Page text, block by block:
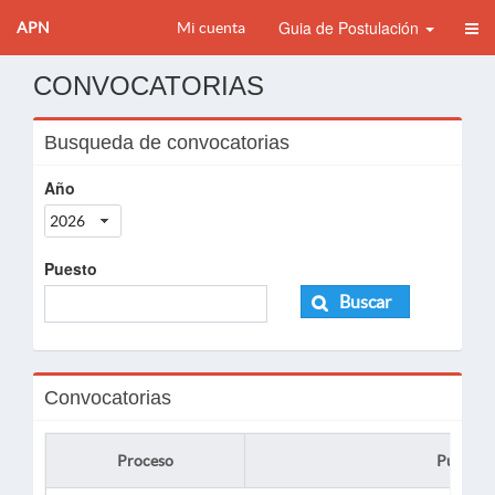
APN Mi cuenta Guia de Postulación
CONVOCATORIAS
Busqueda de convocatorias
Año
2026
Puesto
Buscar
Convocatorias
Proceso Puesto